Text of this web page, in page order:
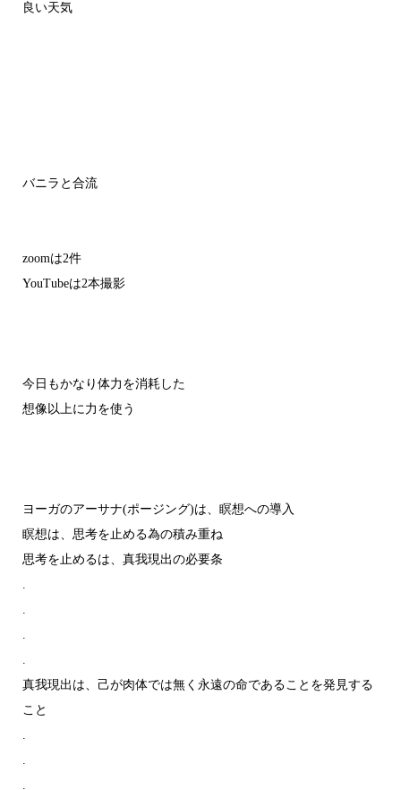
良い天気
バニラと合流
zoomは2件
YouTubeは2本撮影
今日もかなり体力を消耗した
想像以上に力を使う
ヨーガのアーサナ(ポージング)は、瞑想への導入
瞑想は、思考を止める為の積み重ね
思考を止めるは、真我現出の必要条
.
.
.
.
真我現出は、己が肉体では無く永遠の命であることを発見する
こと
.
.
.